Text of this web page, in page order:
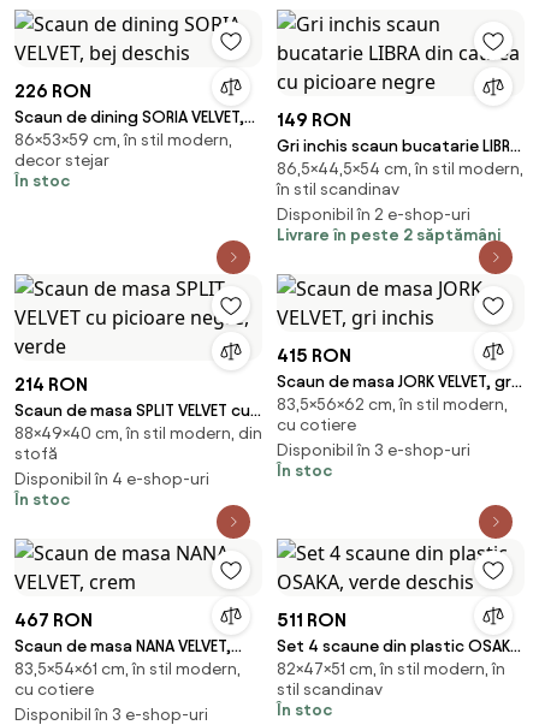
226 RON
Scaun de dining SORIA VELVET,
bej deschis
86×53×59 cm, în stil modern,
decor stejar
În stoc
149 RON
Gri inchis scaun bucatarie LIBRA
din catifea cu picioare negre
86,5×44,5×54 cm, în stil modern,
în stil scandinav
Disponibil în 2 e-shop-uri
Livrare în peste 2 săptămâni
214 RON
Scaun de masa SPLIT VELVET cu
picioare negre, verde
88×49×40 cm, în stil modern, din
stofă
Disponibil în 4 e-shop-uri
În stoc
415 RON
Scaun de masa JORK VELVET, gri
inchis
83,5×56×62 cm, în stil modern,
cu cotiere
Disponibil în 3 e-shop-uri
În stoc
467 RON
Scaun de masa NANA VELVET,
crem
83,5×54×61 cm, în stil modern,
cu cotiere
Disponibil în 3 e-shop-uri
511 RON
Set 4 scaune din plastic OSAKA,
verde deschis
82×47×51 cm, în stil modern, în
stil scandinav
În stoc